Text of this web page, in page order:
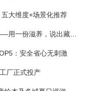
大维度+场景化推荐
2026七夕浪漫告白礼燕窝礼盒清单——用一份滋养，说出藏在心底的爱
：安全省心无刺激
厂正式投产